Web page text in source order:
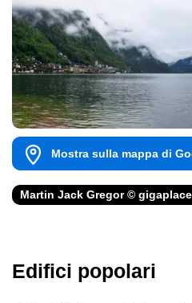
Mostra sulla mappa di
Martin Jack Gregor ©
Edifici popolari